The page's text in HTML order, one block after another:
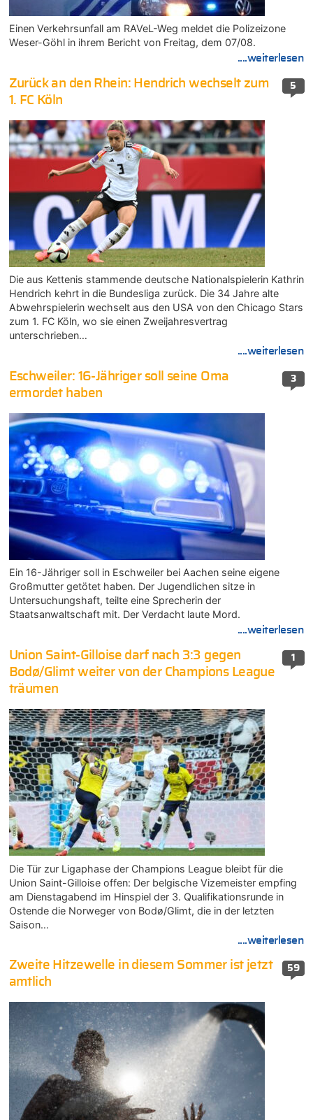
Einen Verkehrsunfall am RAVeL-Weg meldet die Polizeizone
Weser-Göhl in ihrem Bericht von Freitag, dem 07/08.
....weiterlesen
5
Zurück an den Rhein: Hendrich wechselt zum
1. FC Köln
Die aus Kettenis stammende deutsche Nationalspielerin Kathrin
Hendrich kehrt in die Bundesliga zurück. Die 34 Jahre alte
Abwehrspielerin wechselt aus den USA von den Chicago Stars
zum 1. FC Köln, wo sie einen Zweijahresvertrag
unterschrieben…
....weiterlesen
3
Eschweiler: 16-Jähriger soll seine Oma
ermordet haben
Ein 16-Jähriger soll in Eschweiler bei Aachen seine eigene
Großmutter getötet haben. Der Jugendlichen sitze in
Untersuchungshaft, teilte eine Sprecherin der
Staatsanwaltschaft mit. Der Verdacht laute Mord.
....weiterlesen
1
Union Saint-Gilloise darf nach 3:3 gegen
Bodø/Glimt weiter von der Champions League
träumen
Die Tür zur Ligaphase der Champions League bleibt für die
Union Saint-Gilloise offen: Der belgische Vizemeister empfing
am Dienstagabend im Hinspiel der 3. Qualifikationsrunde in
Ostende die Norweger von Bodø/Glimt, die in der letzten
Saison…
....weiterlesen
59
Zweite Hitzewelle in diesem Sommer ist jetzt
amtlich